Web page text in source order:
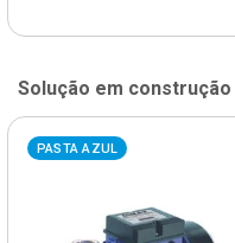
Solução em construção
PASTA AZUL